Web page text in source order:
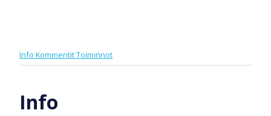
Info KommentitToiminnot
Info